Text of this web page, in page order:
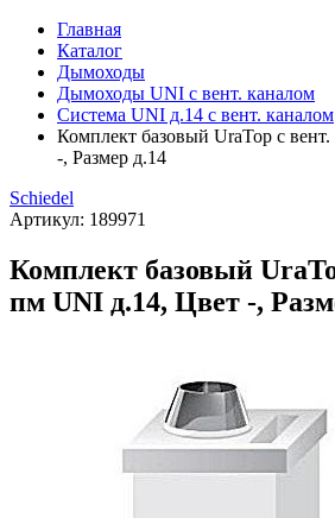
Главная
Каталог
Дымоходы
Дымоходы UNI с вент. каналом
Система UNI д.14 с вент. каналом
Комплект базовый UraTop с
-, Размер д.14
Schiedel
Артикул: 189971
Комплект базовый
пм UNI д.14, Цвет -,